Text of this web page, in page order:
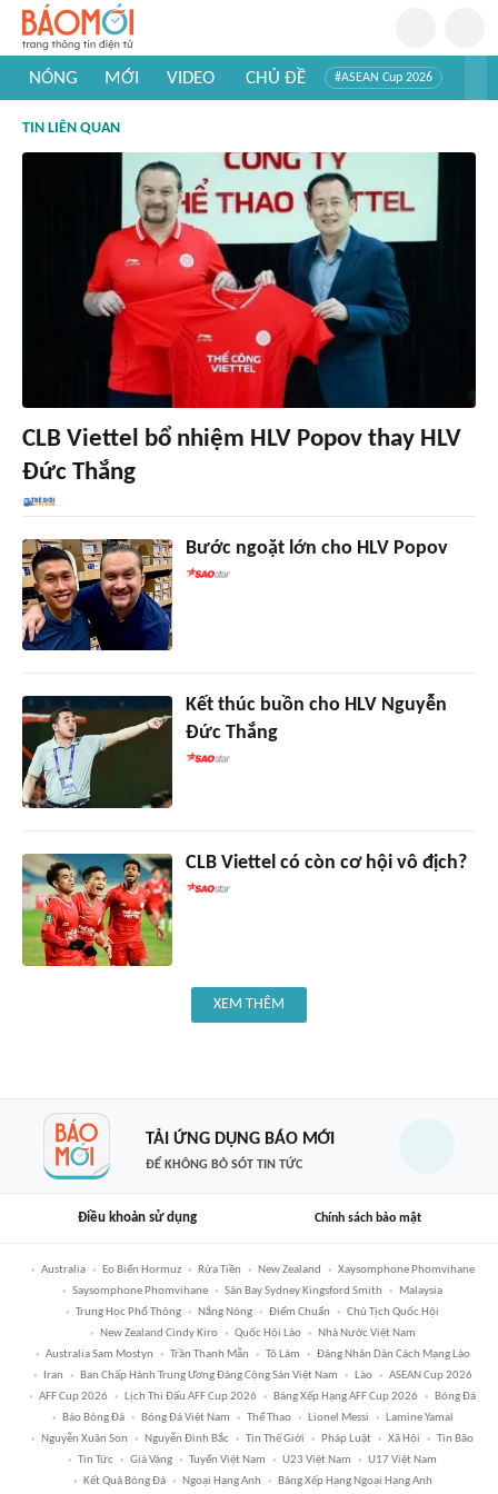
NÓNG MỚI VIDEO CHỦ ĐỀ #ASEAN Cup 2026
#Khám phá thế giới
TIN LIÊN QUAN
CLB Viettel bổ nhiệm HLV Popov thay HLV
Đức Thắng
Bước ngoặt lớn cho HLV Popov
Kết thúc buồn cho HLV Nguyễn
Đức Thắng
CLB Viettel có còn cơ hội vô địch?
XEM THÊM
TẢI ỨNG DỤNG BÁO MỚI
ĐỂ KHÔNG BỎ SÓT TIN TỨC
Điều khoản sử dụng Chính sách bảo mật
Australia Eo Biển Hormuz Rửa Tiền New Zealand
Xaysomphone Phomvihane
Saysomphone Phomvihane
Sân Bay Sydney Kingsford Smith
Malaysia
Trung Học Phổ Thông
Nắng Nóng Điểm Chuẩn
Chủ Tịch Quốc Hội
New Zealand Cindy Kiro
Quốc Hội Lào
Nhà Nước Việt Nam
Australia Sam Mostyn
Trần Thanh Mẫn Tô Lâm
Đảng Nhân Dân Cách Mạng Lào
Iran
Ban Chấp Hành Trung Ương Đảng Cộng Sản Việt Nam Lào
ASEAN Cup 2026
AFF Cup 2026
Lịch Thi Đấu AFF Cup 2026 Bảng Xếp Hạng AFF Cup 2026
Bóng Đá
Báo Bóng Đá
Bóng Đá Việt Nam Thể Thao Lionel Messi
Lamine Yamal
Nguyễn Xuân Son
Nguyễn Đình Bắc Tin Thế Giới Pháp Luật Xã Hội
Tin Bão
Tin Tức
Giá Vàng Tuyển Việt Nam U23 Việt Nam
U17 Việt Nam
Kết Quả Bóng Đá
Ngoại Hạng Anh Bảng Xếp Hạng Ngoại Hạng Anh